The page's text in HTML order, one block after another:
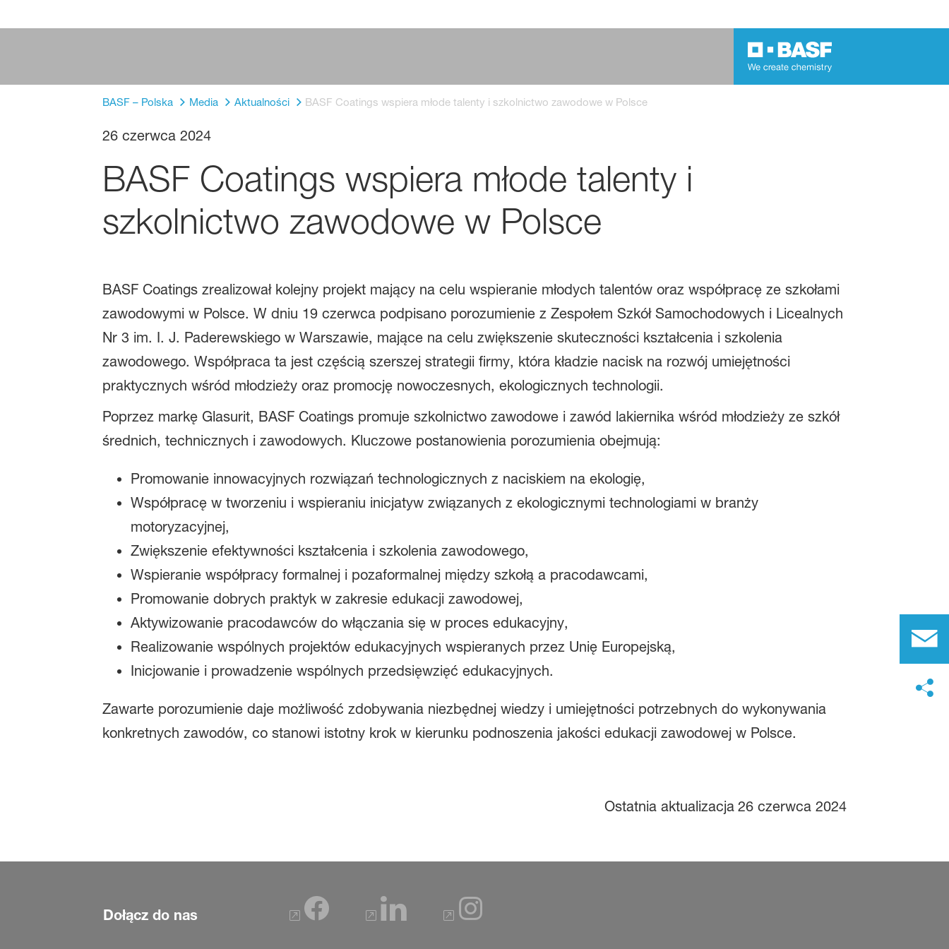
BASF – Polska Media Aktualności BASF Coatings wspiera młode talenty i szkolnictwo zawodowe w Polsce
26 czerwca 2024
BASF Coatings wspiera młode talenty i
szkolnictwo zawodowe w Polsce
BASF Coatings zrealizował kolejny projekt mający na celu wspieranie młodych talentów oraz współpracę ze szkołami
zawodowymi w Polsce. W dniu 19 czerwca podpisano porozumienie z Zespołem Szkół Samochodowych i Licealnych
Nr 3 im. I. J. Paderewskiego w Warszawie, mające na celu zwiększenie skuteczności kształcenia i szkolenia
zawodowego. Współpraca ta jest częścią szerszej strategii firmy, która kładzie nacisk na rozwój umiejętności
praktycznych wśród młodzieży oraz promocję nowoczesnych, ekologicznych technologii.
Poprzez markę Glasurit, BASF Coatings promuje szkolnictwo zawodowe i zawód lakiernika wśród młodzieży ze szkół
średnich, technicznych i zawodowych. Kluczowe postanowienia porozumienia obejmują:
Promowanie innowacyjnych rozwiązań technologicznych z naciskiem na ekologię,
Współpracę w tworzeniu i wspieraniu inicjatyw związanych z ekologicznymi technologiami w branży
motoryzacyjnej,
Zwiększenie efektywności kształcenia i szkolenia zawodowego,
Wspieranie współpracy formalnej i pozaformalnej między szkołą a pracodawcami,
Promowanie dobrych praktyk w zakresie edukacji zawodowej,
Aktywizowanie pracodawców do włączania się w proces edukacyjny,
Realizowanie wspólnych projektów edukacyjnych wspieranych przez Unię Europejską,
Inicjowanie i prowadzenie wspólnych przedsięwzięć edukacyjnych.
Zawarte porozumienie daje możliwość zdobywania niezbędnej wiedzy i umiejętności potrzebnych do wykonywania
konkretnych zawodów, co stanowi istotny krok w kierunku podnoszenia jakości edukacji zawodowej w Polsce.
Ostatnia aktualizacja 26 czerwca 2024
Dołącz do nas